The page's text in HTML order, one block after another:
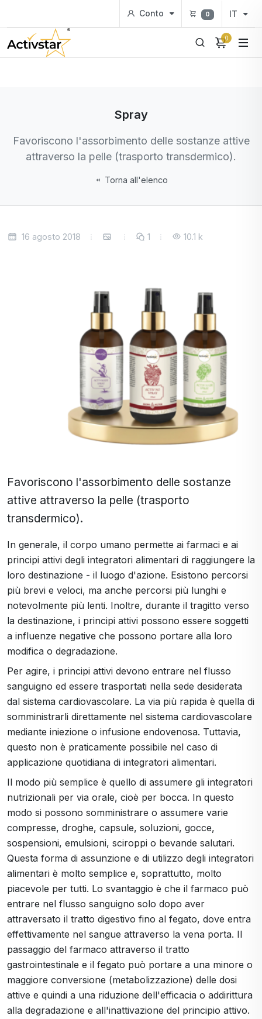
Conto 0 IT
0
Spray
Favoriscono l'assorbimento delle sostanze attive
attraverso la pelle (trasporto transdermico).
Torna all'elenco
16 agosto 2018 1 10.1 k
Favoriscono l'assorbimento delle sostanze
attive attraverso la pelle (trasporto
transdermico).
In generale, il corpo umano permette ai farmaci e ai
principi attivi degli integratori alimentari di raggiungere la
loro destinazione - il luogo d'azione. Esistono percorsi
più brevi e veloci, ma anche percorsi più lunghi e
notevolmente più lenti. Inoltre, durante il tragitto verso
la destinazione, i principi attivi possono essere soggetti
a influenze negative che possono portare alla loro
modifica o degradazione.
Per agire, i principi attivi devono entrare nel flusso
sanguigno ed essere trasportati nella sede desiderata
dal sistema cardiovascolare. La via più rapida è quella di
somministrarli direttamente nel sistema cardiovascolare
mediante iniezione o infusione endovenosa. Tuttavia,
questo non è praticamente possibile nel caso di
applicazione quotidiana di integratori alimentari.
Il modo più semplice è quello di assumere gli integratori
nutrizionali per via orale, cioè per bocca. In questo
modo si possono somministrare o assumere varie
compresse, droghe, capsule, soluzioni, gocce,
sospensioni, emulsioni, sciroppi o bevande salutari.
Questa forma di assunzione e di utilizzo degli integratori
alimentari è molto semplice e, soprattutto, molto
piacevole per tutti. Lo svantaggio è che il farmaco può
entrare nel flusso sanguigno solo dopo aver
attraversato il tratto digestivo fino al fegato, dove entra
effettivamente nel sangue attraverso la vena porta. Il
passaggio del farmaco attraverso il tratto
gastrointestinale e il fegato può portare a una minore o
maggiore conversione (metabolizzazione) delle dosi
attive e quindi a una riduzione dell'efficacia o addirittura
alla degradazione e all'inattivazione del principio attivo.